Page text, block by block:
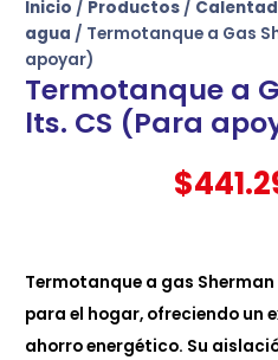
Inicio / Productos /
agua / Termotanque a Gas
apoyar)
Termotanque a
lts. CS (Para
$
Termotanque a gas
para el hogar, ofreciendo un
ahorro energético. Su